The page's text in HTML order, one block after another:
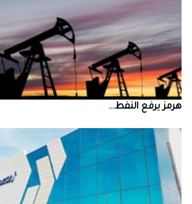
‮‬هرمز‮‬‭ ‬يرفع‭ ‬النفط‭ ...